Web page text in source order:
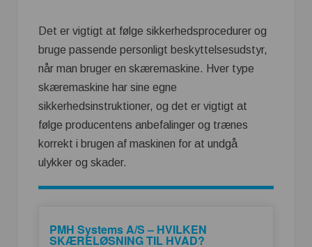
Det er vigtigt at følge sikkerhedsprocedurer og
bruge passende personligt beskyttelsesudstyr,
når man bruger en skæremaskine. Hver type
skæremaskine har sine egne
sikkerhedsinstruktioner, og det er vigtigt at
følge producentens anbefalinger og trænes
korrekt i brugen af ​​maskinen for at undgå
ulykker og skader.
PMH Systems A/S – HVILKEN
SKÆRELØSNING TIL HVAD?